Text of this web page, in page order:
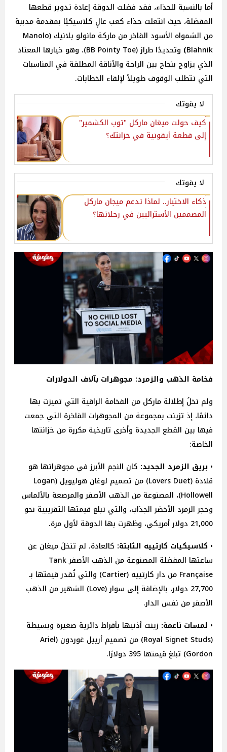
أما بالنسبة للحذاء، فقد فضلت الدوقة إعادة تدوير قطعها
المفضلة، حيث انتعلت حذاء كعب عالٍ كلاسيكيًا بمقدمة مدببة
من الشمواه الأسود الفاخر من ماركة مانولو بلانيك (Manolo
Blahnik
)
وتحديدًا طراز (BB Pointy Toe)، وهو خيارها المعتاد
الذي يزاوج بنجاح بين الراحة والأناقة المطلقة في المناسبات
التي تتطلب الوقوف طويلاً لإلقاء الخطابات.
لا يفوتك
كيف حولت ميغان ماركل "توب الكشمير"
إلى قطعة أيقونية في خزانتك؟
لا يفوتك
ذكاء الاختيار.. لماذا تدعم ميجان ماركل
المصممين الأستراليين في رحلاتها؟
فخامة الذهب والزمرد: مجوهرات بآلاف الدولارات
ولم تخلُ إطلالة ماركل من الفخامة الراقية التي تميزت بها
دائمًا، إذ تزينت بمجموعة من المجوهرات الفاخرة التي جمعت
فيها بين القطع الجديدة وأخرى تاريخية مكررة من خزانتها
الخاصة:
• بريق الزمرد الجديد: كان النجم الأبرز في مجوهراتها هو
قلادة (Lovers Duet) من تصميم لوغان هوليويل (Logan
Hollowell)، المصنوعة من الذهب الأصفر والمرصعة بالألماس
وحجر الزمرد الأخضر الجذاب، والتي تبلغ قيمتها التقريبية نحو
21,000 دولار أمريكي، وظهرت بها الدوقة لأول مرة.
• كلاسيكيات كارتييه الثابتة: كالعادة، لم تتخلَ ميغان عن
ساعتها المفضلة المصنوعة من الذهب الأصفر Tank
Française من دار كارتييه (Cartier) والتي تُقدر قيمتها بـ
27,700 دولار، بالإضافة إلى سوار (Love) الشهير من الذهب
الأصفر من نفس الدار.
• لمسات ناعمة: زينت أذنيها بأقراط دائرية صغيرة وبسيطة
(Royal Signet Studs) من تصميم أرييل غوردون (Ariel
Gordon) تبلغ قيمتها 395 دولارًا.